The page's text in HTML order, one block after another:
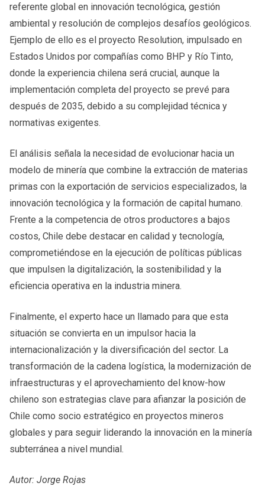
referente global en innovación tecnológica, gestión
ambiental y resolución de complejos desafíos geológicos.
Ejemplo de ello es el proyecto Resolution, impulsado en
Estados Unidos por compañías como BHP y Río Tinto,
donde la experiencia chilena será crucial, aunque la
implementación completa del proyecto se prevé para
después de 2035, debido a su complejidad técnica y
normativas exigentes.
El análisis señala la necesidad de evolucionar hacia un
modelo de minería que combine la extracción de materias
primas con la exportación de servicios especializados, la
innovación tecnológica y la formación de capital humano.
Frente a la competencia de otros productores a bajos
costos, Chile debe destacar en calidad y tecnología,
comprometiéndose en la ejecución de políticas públicas
que impulsen la digitalización, la sostenibilidad y la
eficiencia operativa en la industria minera.
Finalmente, el experto hace un llamado para que esta
situación se convierta en un impulsor hacia la
internacionalización y la diversificación del sector. La
transformación de la cadena logística, la modernización de
infraestructuras y el aprovechamiento del know-how
chileno son estrategias clave para afianzar la posición de
Chile como socio estratégico en proyectos mineros
globales y para seguir liderando la innovación en la minería
subterránea a nivel mundial.
Autor: Jorge Rojas